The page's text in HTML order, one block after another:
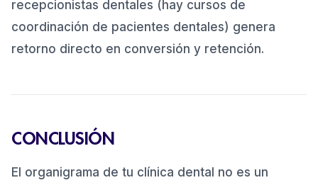
recepcionistas dentales (hay cursos de
coordinación de pacientes dentales) genera
retorno directo en conversión y retención.
CONCLUSIÓN
El organigrama de tu clínica dental no es un